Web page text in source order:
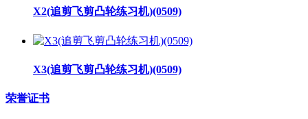
X2(追剪飞剪凸轮练习机)(0509)
X3(追剪飞剪凸轮练习机)(0509)
荣誉证书